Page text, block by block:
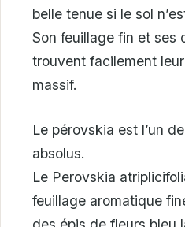
belle tenue si le sol
Son feuillage fin et ses
trouvent facilement
massif.
Le pérovskia est l’un
absolus.
Le Perovskia
feuillage aromatique